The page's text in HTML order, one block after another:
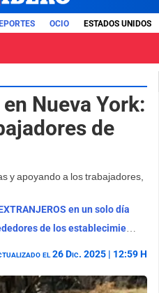
OCIO ESTADOS UNIDOS
Nueva York:
de
y apoyando a los trabajadores,
en un solo día
ALERTA con Walmart y Sam's Club: PRESENCIA POLICIAL en los alrededores de los establecimientos en esta zona
el 26 Dic. 2025 | 12:59 H